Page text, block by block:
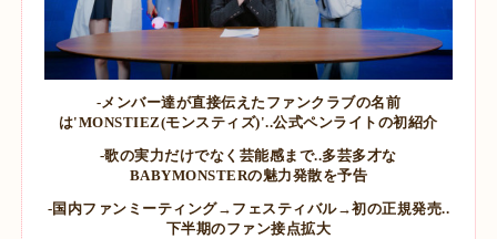
-メンバー達が直接伝えたファンクラブの名前
は'MONSTIEZ(モンスティズ)'..公式ペンライトの初紹介
-歌の実力だけでなく芸能感まで..多芸多才な
BABYMONSTERの魅力発散を予告
-国内ファンミーティング→フェスティバル→初の正規発売..
下半期のファン接点拡大